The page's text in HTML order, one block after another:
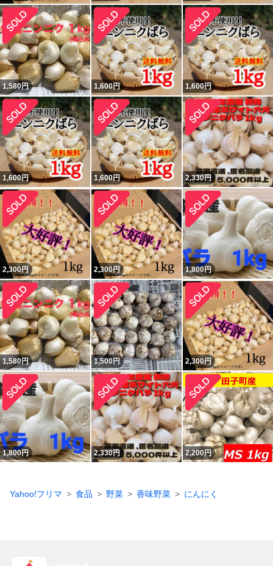
1,580円 1,600円 1,600円
1,600円 1,600円 2,330円
2,300円 2,300円 1,800円
1,580円 1,500円 2,300円
1,800円 2,330円 2,200円
Yahoo!フリマ 食品 野菜 香味野菜 にんにく